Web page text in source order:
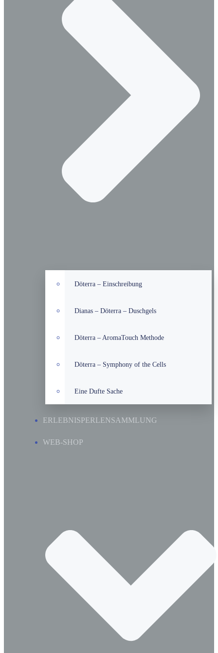
Döterra – Einschreibung
Dianas – Döterra – Duschgels
Döterra – AromaTouch Methode
Döterra – Symphony of the Cells
Eine Dufte Sache
ERLEBNISPERLENSAMMLUNG
WEB-SHOP